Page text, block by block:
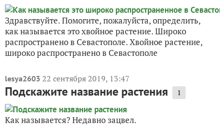
Здравствуйте. Помогите, пожалуйста, определить,
как называется это хвойное растение. Широко
распространено в Севастополе. Хвойное растение,
широко распространено в Севастополе
lesya2603 22 сентября 2019, 13:47
Подскажите название растения 1
Как называется? Недавно зацвел.